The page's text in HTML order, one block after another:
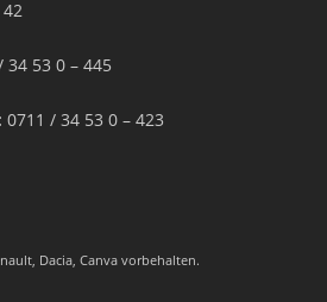
34 53 0 – 445
0711 / 34 53 0 – 423
Dacia, Canva vorbehalten.